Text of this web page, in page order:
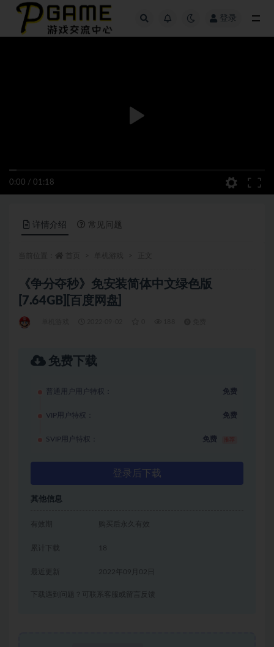
登录
0:00 / 01:18
详情介绍 常见问题
《争分夺秒》免安装简体中文绿色版
[7.64GB][百度网盘]
免费下载
普通用户用户特权： 免费
VIP用户特权： 免费
SVIP用户特权： 免费
登录后下载
其他信息
有效期 购买后永久有效
累计下载 18
2022年09月02日
下载遇到问题？可联系客服或留言反馈
全部